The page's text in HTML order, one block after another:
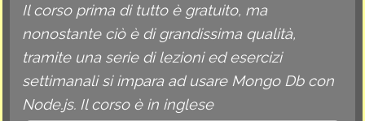
Il corso prima di tutto è gratuito, ma
nonostante ciò è di grandissima qualità,
tramite una serie di lezioni ed esercizi
settimanali si impara ad usare Mongo Db con
Node.js. Il corso è in inglese